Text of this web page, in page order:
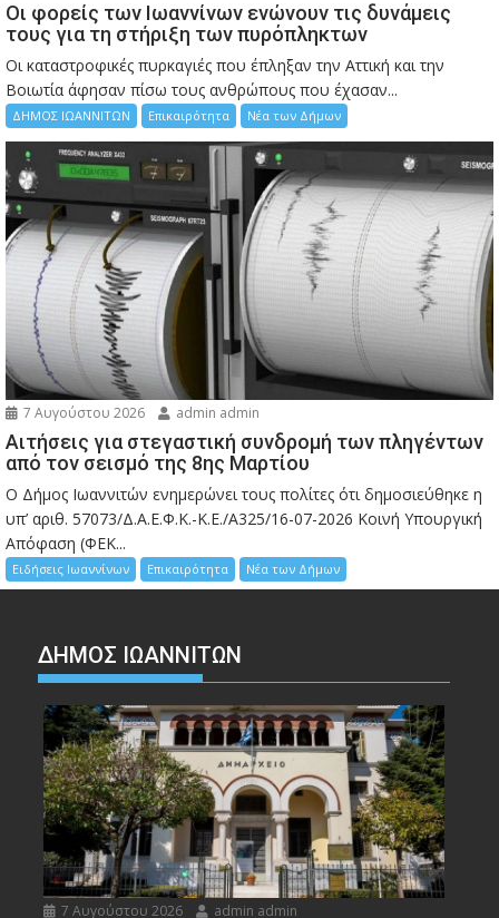
Οι φορείς των Ιωαννίνων ενώνουν τις δυνάμεις
τους για τη στήριξη των πυρόπληκτων
Οι καταστροφικές πυρκαγιές που έπληξαν την Αττική και την
Bοιωτία άφησαν πίσω τους ανθρώπους που έχασαν...
ΔΗΜΟΣ ΙΩΑΝΝΙΤΩΝ Επικαιρότητα Νέα των Δήμων
7 Αυγούστου 2026 admin admin
Αιτήσεις για στεγαστική συνδρομή των πληγέντων
από τον σεισμό της 8ης Μαρτίου
Ο Δήμος Ιωαννιτών ενημερώνει τους πολίτες ότι δημοσιεύθηκε η
υπ’ αριθ. 57073/Δ.Α.Ε.Φ.Κ.-Κ.Ε./Α325/16-07-2026 Κοινή Υπουργική
Απόφαση (ΦΕΚ...
Ειδήσεις Ιωαννίνων Επικαιρότητα Νέα των Δήμων
ΔΗΜΟΣ ΙΩΑΝΝΙΤΩΝ
7 Αυγούστου 2026 admin admin